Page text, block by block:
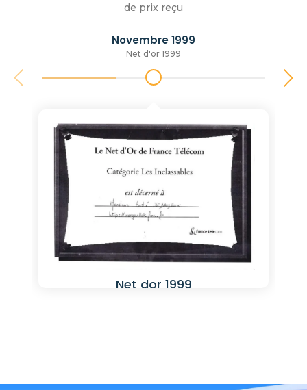
de prix reçu
Novembre 1999
Net d'or 1999
Net dor 1999